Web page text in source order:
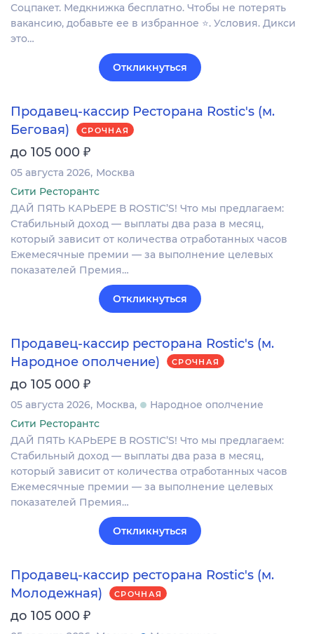
Соцпакет. Медкнижка бесплатно. Чтобы не потерять
вакансию, добавьте ее в избранное ⭐. Условия. Дикси
это…
Откликнуться
Продавец-кассир Ресторана Rostic's (м.
Беговая)
СРОЧНАЯ
до 105 000 ₽
05 августа 2026 Москва
Сити Ресторантс
ДАЙ ПЯТЬ КАРЬЕРЕ В ROSTIC’S! Что мы предлагаем:
Стабильный доход — выплаты два раза в месяц,
который зависит от количества отработанных часов
Ежемесячные премии — за выполнение целевых
показателей Премия…
Откликнуться
Продавец-кассир ресторана Rostic's (м.
Народное ополчение)
СРОЧНАЯ
до 105 000 ₽
05 августа 2026 Москва
Народное ополчение
Сити Ресторантс
ДАЙ ПЯТЬ КАРЬЕРЕ В ROSTIC’S! Что мы предлагаем:
Стабильный доход — выплаты два раза в месяц,
который зависит от количества отработанных часов
Ежемесячные премии — за выполнение целевых
показателей Премия…
Откликнуться
Продавец-кассир ресторана Rostic's (м.
Молодежная)
СРОЧНАЯ
до 105 000 ₽